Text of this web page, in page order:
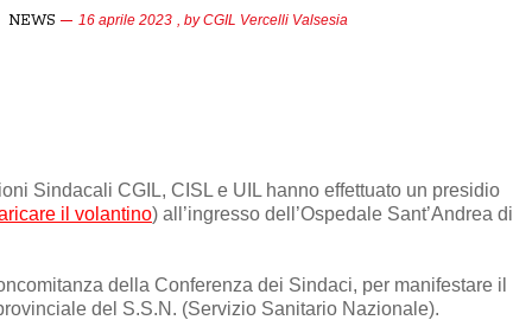
NEWS 16 aprile 2023 , byCGIL Vercelli Valsesia
Sindacali CGIL, CISL e UIL hanno effettuato un presidio
il volantino) all’ingresso dell’Ospedale Sant’Andrea di
della Conferenza dei Sindaci, per manifestare il
del S.S.N. (Servizio Sanitario Nazionale).